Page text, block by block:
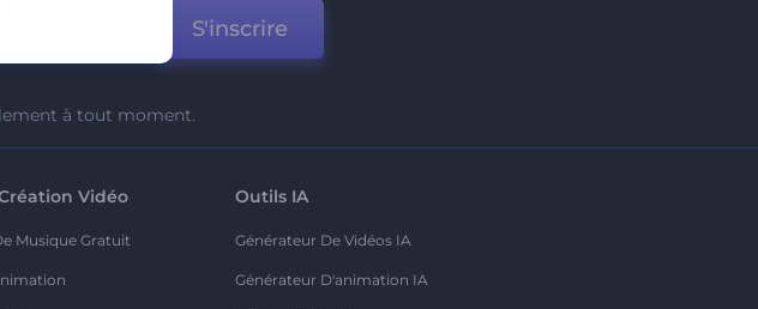
S'inscrire
à tout moment.
Vidéo
Musique Gratuit
Outils IA
Générateur De Vidéos IA
Générateur D'animation IA